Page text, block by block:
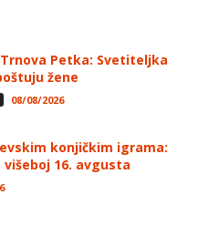
Petka: Svetiteljka
žene
08/08/2026
konjičkim igrama:
16. avgusta